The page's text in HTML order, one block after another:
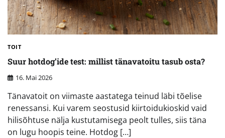
TOIT
Suur hotdog’ide test: millist tänavatoitu tasub osta?
16. Mai 2026
Tänavatoit on viimaste aastatega teinud läbi tõelise
renessansi. Kui varem seostusid kiirtoidukioskid vaid
hilisõhtuse nälja kustutamisega peolt tulles, siis täna
on lugu hoopis teine. Hotdog […]